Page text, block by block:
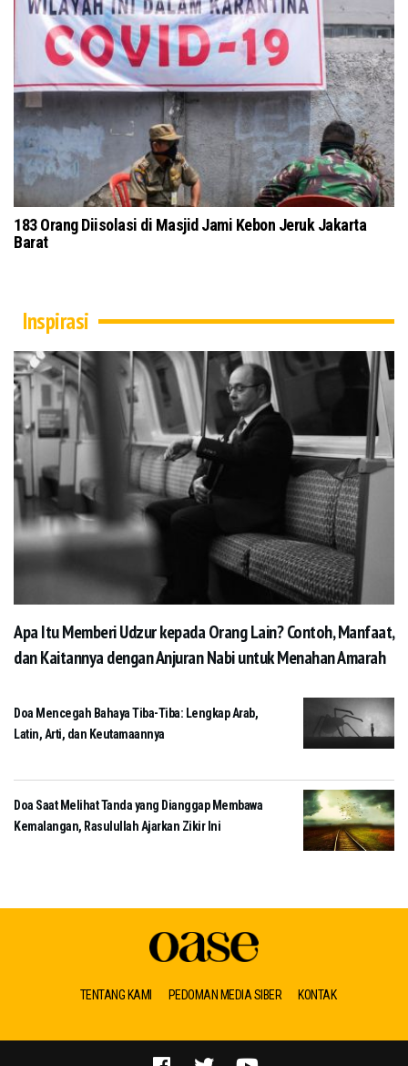
Salat Jumat di Masjid Pusdai Bandung Terapkan Protokol
Kesehatan
Inspirasi
Apa Itu Memberi Udzur kepada Orang Lain? Contoh, Manfaat,
dan Kaitannya dengan Anjuran Nabi untuk Menahan Amarah
Doa Mencegah Bahaya Tiba-Tiba: Lengkap Arab,
Latin, Arti, dan Keutamaannya
Doa Saat Melihat Tanda yang Dianggap Membawa
Kemalangan, Rasulullah Ajarkan Zikir Ini
TENTANG KAMI PEDOMAN MEDIA SIBER KONTAK